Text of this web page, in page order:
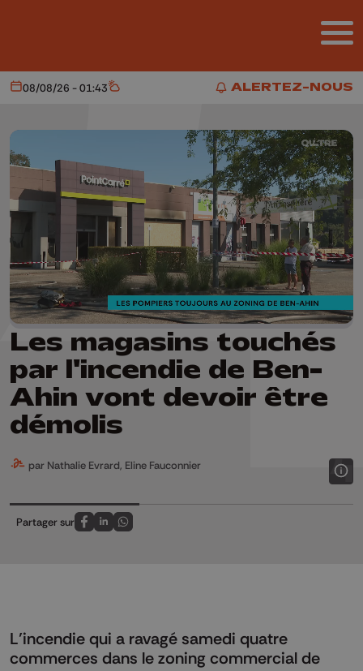
ALERTEZ-NOUS
ALERTEZ-NOUS
Aujourd'hui
08/08/26 - 01:43 Météo
Les magasins touchés
par l'incendie de Ben-
Ahin vont devoir être
démolis
par Nathalie Evrard, Eline Fauconnier
Partager sur
Partagez sur FaceBook
Partagez sur LinkedIn
Partagez sur Whatsapp
L’incendie qui a ravagé samedi quatre
commerces dans le zoning commercial de